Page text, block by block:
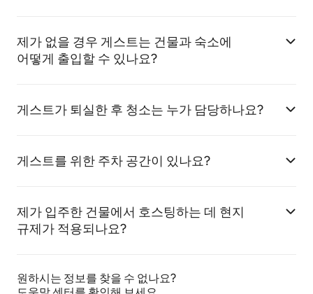
제가 없을 경우 게스트는 건물과 숙소에
어떻게 출입할 수 있나요?
게스트가 퇴실한 후 청소는 누가 담당하나요?
게스트를 위한 주차 공간이 있나요?
제가 입주한 건물에서 호스팅하는 데 현지
규제가 적용되나요?
원하시는 정보를 찾을 수 없나요?